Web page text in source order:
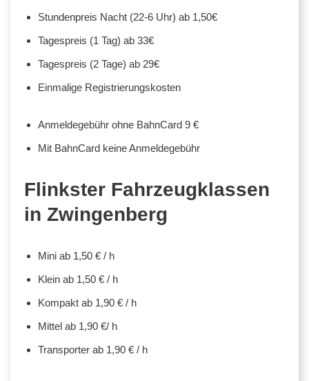
Stundenpreis Nacht (22-6 Uhr) ab 1,50€
Tagespreis (1 Tag) ab 33€
Tagespreis (2 Tage) ab 29€
Einmalige Registrierungskosten
Anmeldegebühr ohne BahnCard 9 €
Mit BahnCard keine Anmeldegebühr
Flinkster Fahrzeugklassen
in Zwingenberg
Mini ab 1,50 € / h
Klein ab 1,50 € / h
Kompakt ab 1,90 € / h
Mittel ab 1,90 €/ h
Transporter ab 1,90 € / h